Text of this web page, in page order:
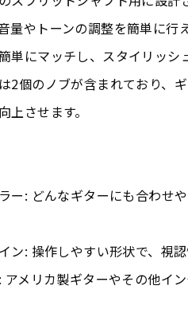
量やトーンの調整を簡単に行
単にマッチし、スタイリッ
2個のノブが含まれており、
上させます。
ー: どんなギターにも合わせ
ン: 操作しやすい形状で、視認
アメリカ製ギターやその他イ